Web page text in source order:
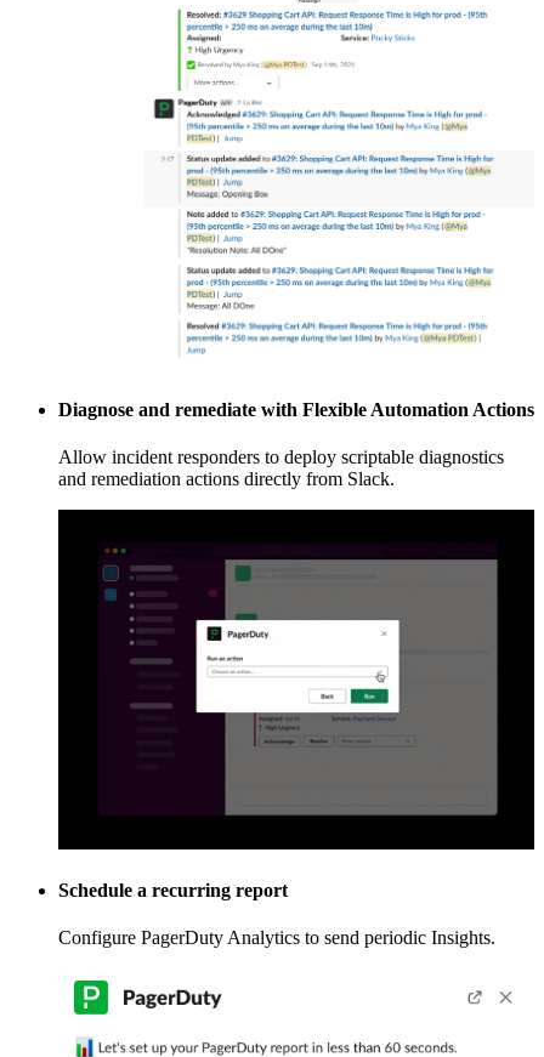
Diagnose and remediate with Flexible Automation Actions
Allow incident responders to deploy scriptable diagnostics
and remediation actions directly from Slack.
Schedule a recurring report
Configure PagerDuty Analytics to send periodic Insights.